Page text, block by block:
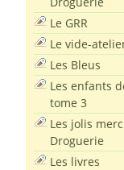
Le GRR
Le vide-
Les Bleus
Les enfants
tome 3
Les jolis
Droguerie
Les livres